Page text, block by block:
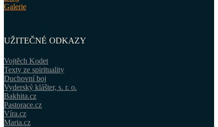
Galerie
UŽITEČNÉ ODKAZY
Vojtěch Kodet
Texty ze spirituality
Duchovní boj
Vyderský klášter, s. r. o.
Bakhita.cz
Pastorace.cz
Víra.cz
Maria.cz